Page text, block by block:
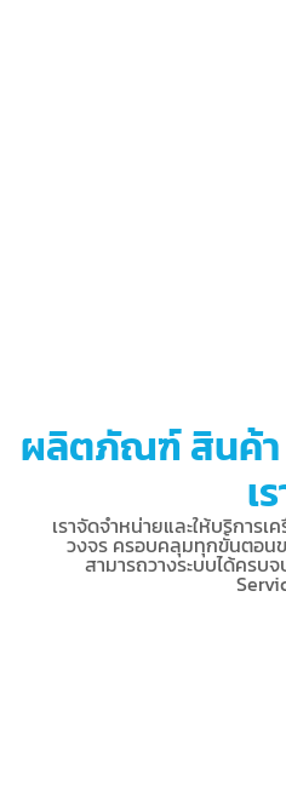
ผลิตภัณฑ์ สินค้า
เ
เราจัดจำหน่ายและให้บริการ
วงจร ครอบคลุมทุกขั้นตอน
สามารถวางระบบได้ครบ